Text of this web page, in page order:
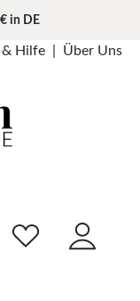
in DE
& Hilfe Über Uns